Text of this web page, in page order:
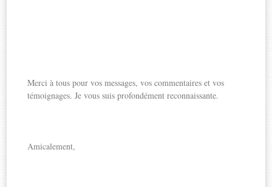
Merci à tous pour vos messages, vos commentaires et vos
témoignages. Je vous suis profondément reconnaissante.
Amicalement,